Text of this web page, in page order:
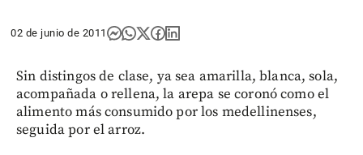
02 de junio de 2011
Sin distingos de clase, ya sea amarilla, blanca, sola,
acompañada o rellena, la arepa se coronó como el
alimento más consumido por los medellinenses,
seguida por el arroz.